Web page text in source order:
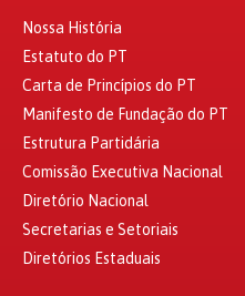
Nossa História
Estatuto do PT
Carta de Princípios do PT
Manifesto de Fundação do PT
Estrutura Partidária
Comissão Executiva Nacional
Diretório Nacional
Secretarias e Setoriais
Diretórios Estaduais